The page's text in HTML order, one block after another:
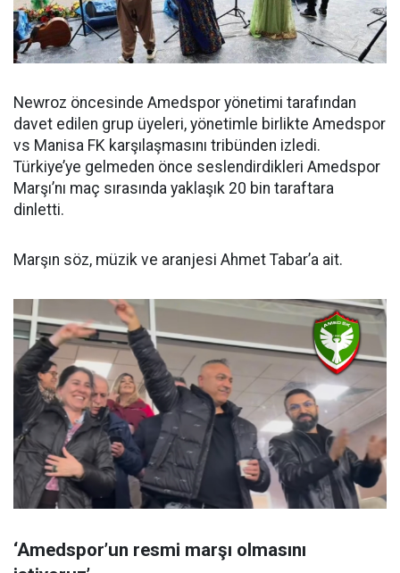
Newroz öncesinde Amedspor yönetimi tarafından
davet edilen grup üyeleri, yönetimle birlikte Amedspor
vs Manisa FK karşılaşmasını tribünden izledi.
Türkiye’ye gelmeden önce seslendirdikleri Amedspor
Marşı’nı maç sırasında yaklaşık 20 bin taraftara
dinletti.
Marşın söz, müzik ve aranjesi Ahmet Tabar’a ait.
‘Amedspor’un resmi marşı olmasını